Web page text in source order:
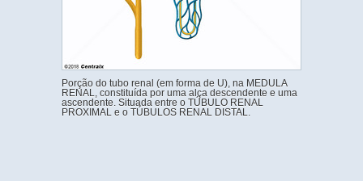
Porção do tubo renal (em forma de U), na MEDULA
RENAL, constituída por uma alça descendente e uma
ascendente. Situada entre o TÚBULO RENAL
PROXIMAL e o TÚBULOS RENAL DISTAL.